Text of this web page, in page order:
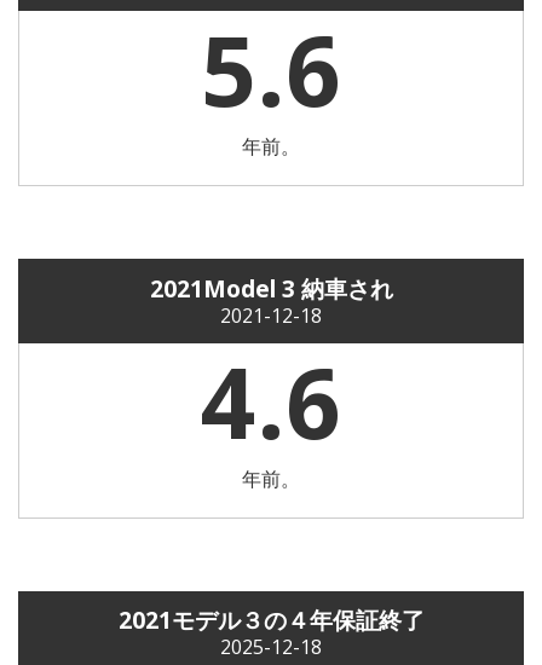
5.6
年前。
2021Model 3 納車され
2021-12-18
4.6
年前。
2021モデル３の４年保証終了
2025-12-18